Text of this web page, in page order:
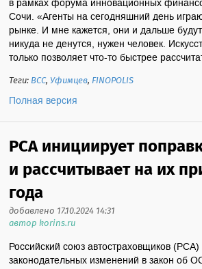
в рамках форума инновационных
Сочи. «Агенты на сегодняшний день
рынке. И мне кажется, они и дальше
никуда не денутся, нужен человек.
только позволяет что-то быстрее
Теги:ВСС, Уфимцев, FINOPOLIS
Полная версия
РСА инициирует
и рассчитывает на их
года
добавлено 17.10.2024 14:31
автор korins.ru
Российский союз автостраховщиков (РСА)
законодательных изменений в закон об